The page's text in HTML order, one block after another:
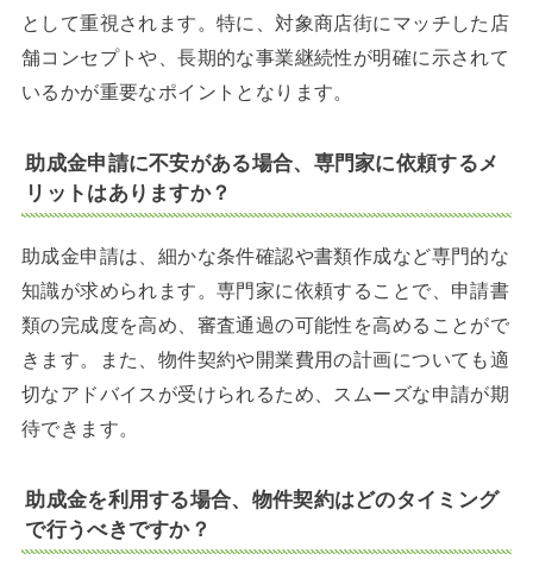
として重視されます。特に、対象商店街にマッチした店
舗コンセプトや、長期的な事業継続性が明確に示されて
いるかが重要なポイントとなります。
助成金申請に不安がある場合、専門家に依頼するメ
リットはありますか？
助成金申請は、細かな条件確認や書類作成など専門的な
知識が求められます。専門家に依頼することで、申請書
類の完成度を高め、審査通過の可能性を高めることがで
きます。また、物件契約や開業費用の計画についても適
切なアドバイスが受けられるため、スムーズな申請が期
待できます。
助成金を利用する場合、物件契約はどのタイミング
で行うべきですか？